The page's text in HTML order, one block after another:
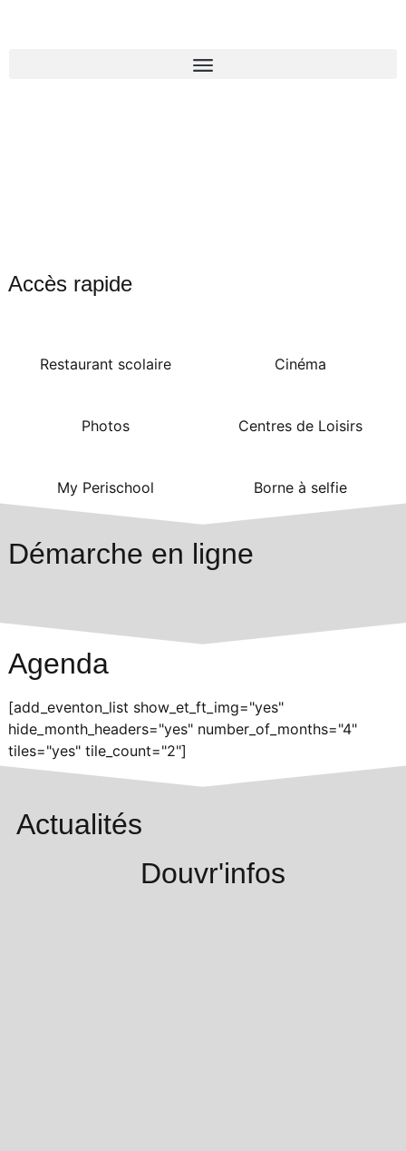
Accès rapide
Restaurant scolaire Cinéma
Photos Centres de Loisirs
My Perischool Borne à selfie
Démarche en ligne
Agenda
[add_eventon_list show_et_ft_img="yes"
hide_month_headers="yes" number_of_months="4"
tiles="yes" tile_count="2"]
Actualités
Douvr'infos